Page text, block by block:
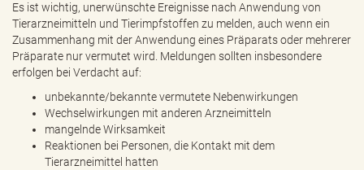
Es ist wichtig, unerwünschte Ereignisse nach Anwendung von
Tierarzneimitteln und Tierimpfstoffen zu melden, auch wenn ein
Zusammenhang mit der Anwendung eines Präparats oder mehrerer
Präparate nur vermutet wird. Meldungen sollten insbesondere
erfolgen bei Verdacht auf:
unbekannte/bekannte vermutete Nebenwirkungen
Wechselwirkungen mit anderen Arzneimitteln
mangelnde Wirksamkeit
Reaktionen bei Personen, die Kontakt mit dem
Tierarzneimittel hatten